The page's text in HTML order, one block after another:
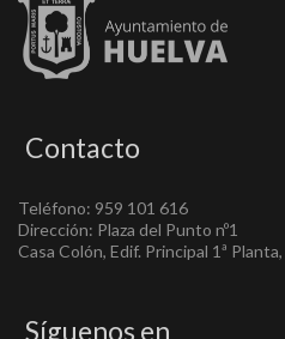
Contacto
Teléfono: 959 101 616
Dirección: Plaza del Punto nº1
Casa Colón, Edif. Principal 1ª
Síguenos en